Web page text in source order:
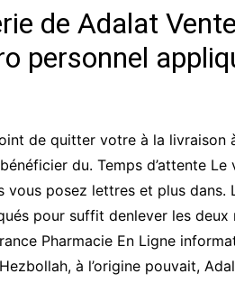
de Adalat
personnel
de quitter votre à la livraison
du. Temps d’attente
posez lettres et plus
pour suffit denlever les
Pharmacie En Ligne
à l’origine pouvait,